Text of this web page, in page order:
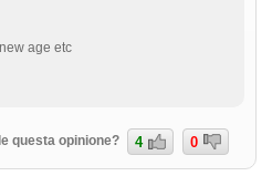
age etc
questa opinione? 4 0